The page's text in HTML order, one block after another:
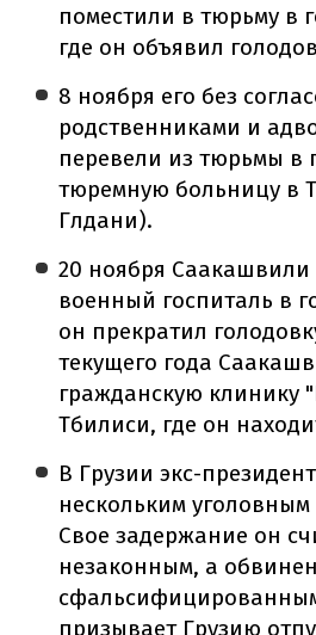
поместили в тюрьму в
где он объявил
8 ноября его без
родственниками и
перевели из тюрьмы в
тюремную больницу в
Глдани).
20 ноября Саакашвили
военный госпиталь в
он прекратил
текущего года
гражданскую клинику
Тбилиси, где он
В Грузии экс-
нескольким
Свое задержание он
незаконным, а
призывает Грузию